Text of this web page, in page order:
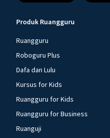
Produk Ruangguru
Ruangguru
Roboguru Plus
Dafa dan Lulu
Kursus for Kids
Ruangguru for Kids
Ruangguru for Business
Ruanguji